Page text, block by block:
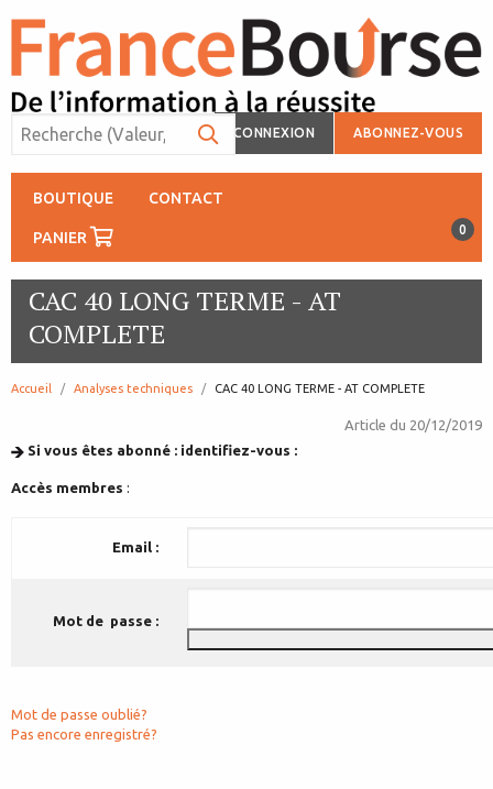
CONNEXION ABONNEZ-VOUS
BOUTIQUE CONTACT
PANIER 0
CAC 40 LONG TERME - AT
COMPLETE
Accueil Analyses techniques page:
CAC 40 LONG TERME - AT COMPLETE
Article du 20/12/2019
Si vous êtes abonné : identifiez-vous :
Accès membres :
Email :
Mot de passe :
Mot de passe oublié?
Pas encore enregistré?